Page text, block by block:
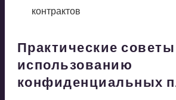
контрактов
Практические
использованию
конфиденциальных